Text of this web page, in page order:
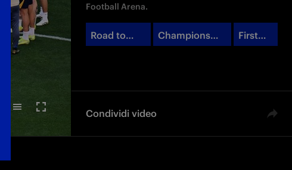
Football Arena.
Road to
Champions
First
Condividi video